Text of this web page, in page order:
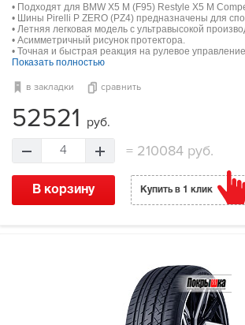
• Подходят для BMW X5 M (F95) Restyle X5 M
• Шины Pirelli P ZERO (PZ4) предназначены для
• Летняя легковая модель с ультравысокой
• Асимметричный рисунок протектора.
• Точная и быстрая реакция на рулевое
Показать полностью
в закладки сравнить
52521 руб.
4 = 210084 руб.
В корзину Купить в 1 клик